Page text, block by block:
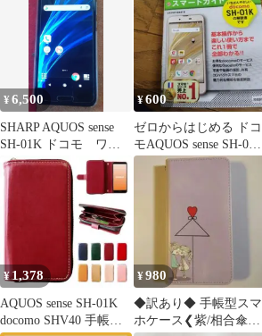
¥6,500
SHARP AQUOS sense
SH-01K ドコモ ワン
オーナー
¥600
ゼロからはじめる ドコ
モAQUOS sense SH-01K
スマートガイド
¥1,378
AQUOS sense SH-01K
docomo SHV40 手帳型
¥980
◆訳あり◆ 手帳型スマ
ホケース❮紫/相合傘❯